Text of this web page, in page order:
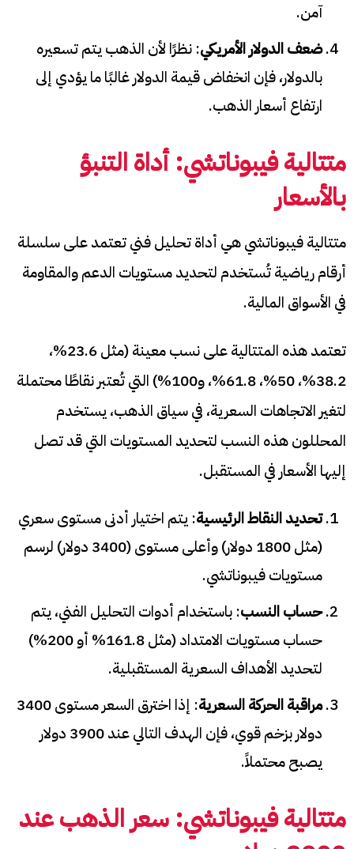
آمن.
ضعف الدولار الأمريكي: نظرًا لأن الذهب يتم تسعيره
بالدولار، فإن انخفاض قيمة الدولار غالبًا ما يؤدي إلى
ارتفاع أسعار الذهب.
متتالية فيبوناتشي:أداة التنبؤ
بالأسعار
متتالية فيبوناتشي هي أداة تحليل فني تعتمد على سلسلة
أرقام رياضية تُستخدم لتحديد مستويات الدعم والمقاومة
في الأسواق المالية.
تعتمد هذه المتتالية على نسب معينة (مثل 23.6%،
38.2%، 50%، 61.8%، و100%) التي تُعتبر نقاطًا محتملة
لتغير الاتجاهات السعرية، في سياق الذهب، يستخدم
المحللون هذه النسب لتحديد المستويات التي قد تصل
إليها الأسعار في المستقبل.
تحديد النقاط الرئيسية: يتم اختيار أدنى مستوى سعري
(مثل 1800 دولار) وأعلى مستوى (3400 دولار) لرسم
مستويات فيبوناتشي.
حساب النسب: باستخدام أدوات التحليل الفني، يتم
حساب مستويات الامتداد (مثل 161.8% أو 200%)
لتحديد الأهداف السعرية المستقبلية.
مراقبة الحركة السعرية
: إذا اخترق السعر مستوى 3400
دولار بزخم قوي، فإن الهدف التالي عند 3900 دولار
يصبح محتملاً.
متتالية فيبوناتشي: سعر الذهب عند